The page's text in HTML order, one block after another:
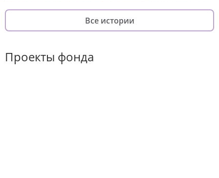
Все истории
Проекты фонда